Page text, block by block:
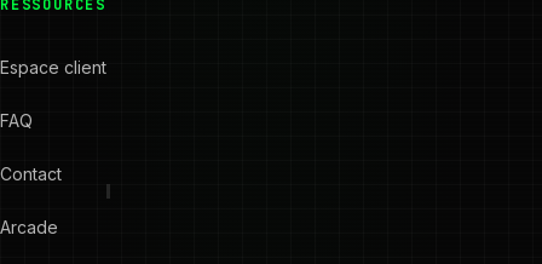
RESSOURCES
Espace client
FAQ
Contact
Arcade